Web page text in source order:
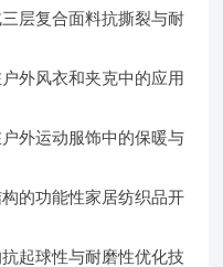
层复合面料抗撕裂与耐
外风衣和夹克中的应用
外运动服饰中的保暖与
的功能性家居纺织品开
起球性与耐磨性优化技